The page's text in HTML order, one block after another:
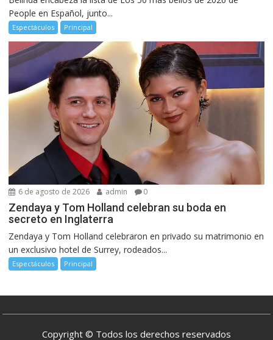
People en Español, junto...
Espectáculos Principal
6 de agosto de 2026 admin 0
Zendaya y Tom Holland celebran su boda en
secreto en Inglaterra
Zendaya y Tom Holland celebraron en privado su matrimonio en
un exclusivo hotel de Surrey, rodeados...
Espectáculos Principal
Copyright © Todos los derechos reservados